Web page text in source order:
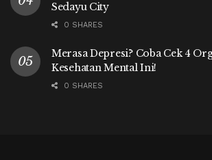
Sedayu City
0 SHARES
Merasa Depresi? Coba Cek 4
Kesehatan Mental Ini!
0 SHARES